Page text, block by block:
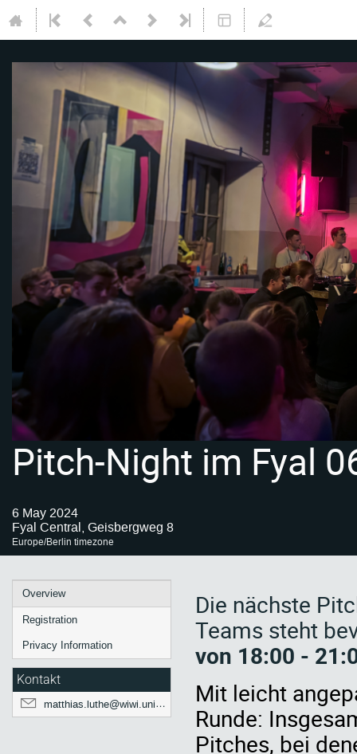
Pitch-Night im Fyal
6 May 2024
Fyal Central, Geisbergweg 8
Europe/Berlin timezone
Event
menu
Overview
Registration
Privacy Information
Kontakt
matthias.luthe@wiwi.uni-muenster.de
Die nächste
Teams steht
von 18:00 -
Mit leicht
Runde:
Pitches, bei